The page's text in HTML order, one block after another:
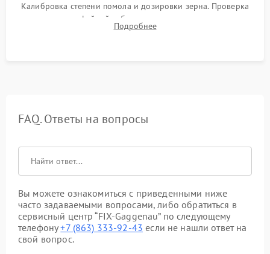
Калибровка степени помола и дозировки зерна. Проверка
плотности кофейной таблетки, температуры напитка и
качества молочной пены. Контроль отсутствия посторонних
Подробнее
FAQ. Ответы на вопросы
Вы можете ознакомиться с приведенными ниже
часто задаваемыми вопросами, либо обратиться в
сервисный центр “FIX-Gaggenau” по следующему
телефону+7 (863) 333-92-43 если не нашли ответ на
свой вопрос.